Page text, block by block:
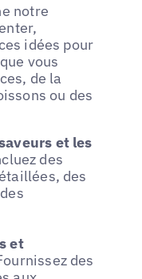
notre
idées pour
vous
de la
ou des
et les
des
des
et
des